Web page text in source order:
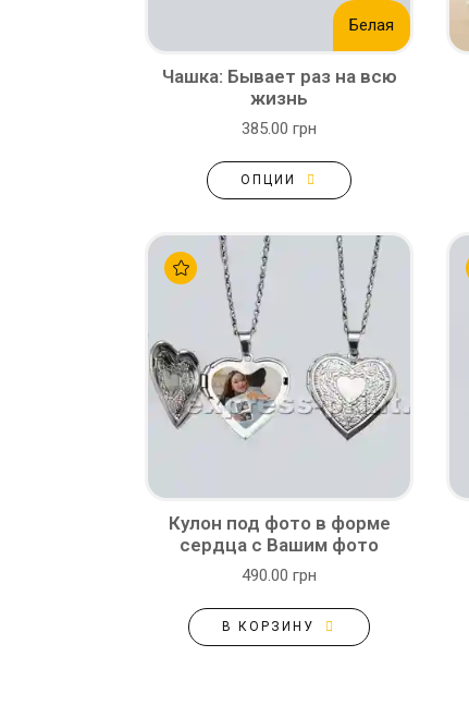
Белая
Чашка: Бывает раз на всю
жизнь
385.00 грн
ОПЦИИ
Кулон под фото в форме
сердца с Вашим фото
490.00 грн
В КОРЗИНУ